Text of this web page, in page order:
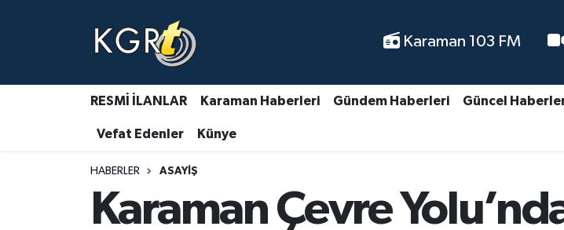
Karaman 103 FM
RESMİ İLANLAR Karaman Haberleri Gündem Haberleri Güncel
Vefat Edenler Künye
HABERLER ASAYIŞ
Karaman Çevre
Karaman Haberleri
Gündem Haberleri
Güncel Haberler
Asayiş Haberleri